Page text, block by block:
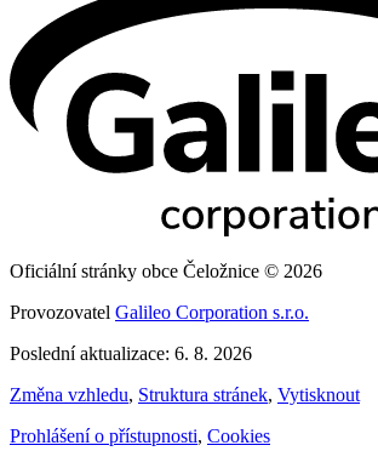
Oficiální stránky obce Čeložnice © 2026
Provozovatel Galileo Corporation s.r.o.
Poslední aktualizace: 6. 8. 2026
Změna vzhledu, Struktura stránek, Vytisknout
Prohlášení o přístupnosti, Cookies